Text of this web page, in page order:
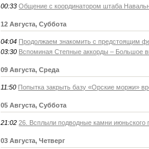
00:33 Общение с координатором штаба
12 Августа, Суббота
04:04 Продолжаем знакомить с предстоящим
03:30 Вспоминая Степные аккорды – Большое
09 Августа, Среда
11:50 Попытка закрыть базу «Орские моржи»
05 Августа, Суббота
21:02 26. Всплыли подводные камни июньского
03 Августа, Четверг